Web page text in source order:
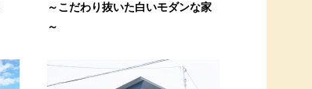
～こだわり抜いた白いモダンな家
～